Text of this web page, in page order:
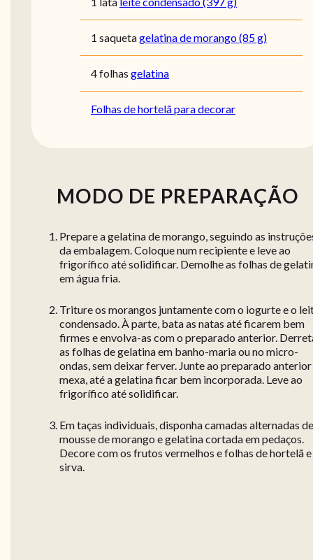
1 saquetagelatina de morango (85 g)
4 folhas gelatina
Folhas de hortelã para decorar
MODO DE PREPARAÇÃO
Prepare a gelatina de morango, seguindo as
da embalagem. Coloque num recipiente e leve ao
frigorífico até solidificar. Demolhe as folhas de
em água fria.
Triture os morangos juntamente com o iogurte e o
condensado. À parte, bata as natas até ficarem bem
firmes e envolva-as com o preparado anterior.
as folhas de gelatina em banho-maria ou no micro-
ondas, sem deixar ferver. Junte ao preparado anterior
mexa, até a gelatina ficar bem incorporada. Leve ao
frigorífico até solidificar.
Em taças individuais, disponha camadas alternadas de
mousse de morango e gelatina cortada em pedaços.
Decore com os frutos vermelhos e folhas de hortelã e
sirva.